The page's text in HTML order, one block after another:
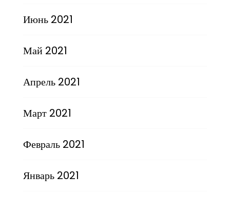
Июнь 2021
Май 2021
Апрель 2021
Март 2021
Февраль 2021
Январь 2021